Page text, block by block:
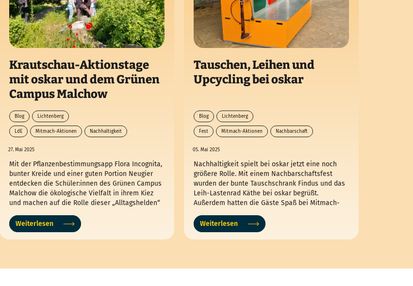
Krautschau-Aktionstage
mit oskar und dem Grünen
Campus Malchow
Blog Lichtenberg
LdE Mitmach-Aktionen Nachhaltigkeit
Ökologisch
27. Mai 2025
Mit der Pflanzenbestimmungsapp Flora Incognita,
bunter Kreide und einer guten Portion Neugier
entdecken die Schüler:innen des Grünen Campus
Malchow die ökologische Vielfalt in ihrem Kiez
und machen auf die Rolle dieser „Alltagshelden“
Weiterlesen
Tauschen, Leihen und
Upcycling bei oskar
Blog Lichtenberg
Fest Mitmach-Aktionen Nachbarschaft
Nachhaltigkeit
05. Mai 2025
Nachhaltigkeit spielt bei oskar jetzt eine noch
größere Rolle. Mit einem Nachbarschaftsfest
wurden der bunte Tauschschrank Findus und das
Leih-Lastenrad Käthe bei oskar begrüßt.
Außerdem hatten die Gäste Spaß bei Mitmach-
fermentieren oder Kräuter-Essig mischen.
Weiterlesen